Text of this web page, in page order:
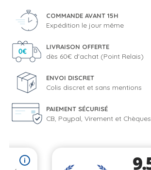
COMMANDE AVANT 15H
Expédition le jour même
LIVRAISON OFFERTE
dès 60€ d'achat (Point Relais)
ENVOI DISCRET
Colis discret et sans mentions
PAIEMENT SÉCURISÉ
CB, Paypal, Virement et Chèques